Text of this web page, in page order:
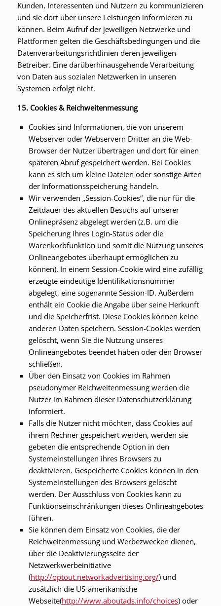
Kunden, Interessenten und Nutzern zu kommunizieren
und sie dort über unsere Leistungen informieren zu
können. Beim Aufruf der jeweiligen Netzwerke und
Plattformen gelten die Geschäftsbedingungen und die
Datenverarbeitungsrichtlinien deren jeweiligen
Betreiber. Eine darüberhinausgehende Verarbeitung
von Daten aus sozialen Netzwerken in unseren
Systemen erfolgt nicht.
15. Cookies & Reichweitenmessung
Cookies sind Informationen, die von unserem
Webserver oder Webservern Dritter an die Web-
Browser der Nutzer übertragen und dort für einen
späteren Abruf gespeichert werden. Bei Cookies
kann es sich um kleine Dateien oder sonstige Arten
der Informationsspeicherung handeln.
Wir verwenden „Session-Cookies“, die nur für die
Zeitdauer des aktuellen Besuchs auf unserer
Onlinepräsenz abgelegt werden (z.B. um die
Speicherung Ihres Login-Status oder die
Warenkorbfunktion und somit die Nutzung unseres
Onlineangebotes überhaupt ermöglichen zu
können). In einem Session-Cookie wird eine zufällig
erzeugte eindeutige Identifikationsnummer
abgelegt, eine sogenannte Session-ID. Außerdem
enthält ein Cookie die Angabe über seine Herkunft
und die Speicherfrist. Diese Cookies können keine
anderen Daten speichern. Session-Cookies werden
gelöscht, wenn Sie die Nutzung unseres
Onlineangebotes beendet haben oder den Browser
schließen.
Über den Einsatz von Cookies im Rahmen
pseudonymer Reichweitenmessung werden die
Nutzer im Rahmen dieser Datenschutzerklärung
informiert.
Falls die Nutzer nicht möchten, dass Cookies auf
ihrem Rechner gespeichert werden, werden sie
gebeten die entsprechende Option in den
Systemeinstellungen ihres Browsers zu
deaktivieren. Gespeicherte Cookies können in den
Systemeinstellungen des Browsers gelöscht
werden. Der Ausschluss von Cookies kann zu
Funktionseinschränkungen dieses Onlineangebotes
führen.
Sie können dem Einsatz von Cookies, die der
Reichweitenmessung und Werbezwecken dienen,
über die Deaktivierungsseite der
Netzwerkwerbeinitiative
(http://optout.networkadvertising.org/) und
zusätzlich die US-amerikanische
Webseite(http://www.aboutads.info/choices) oder